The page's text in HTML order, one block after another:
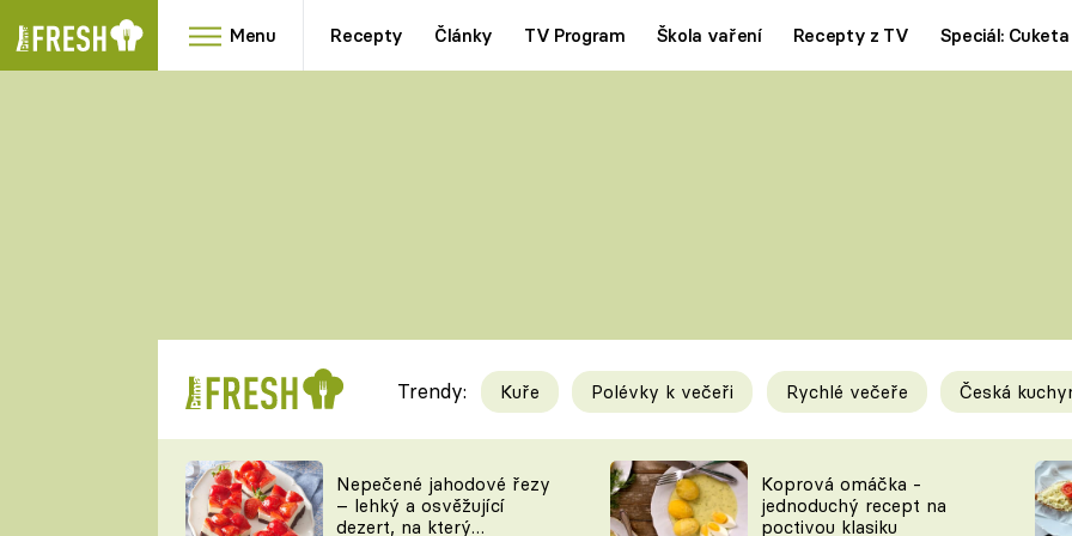
Menu Recepty Články TV Program Škola vaření Recepty z TV Speciál: Cuketa
RYCHLOVKY
Videorecepty
TEĎ VAŘÍ ŠÉF!
Tipy a triky
KAM ZA JÍDLEM
Trendy: Kuře Polévky k večeři Rychlé večeře Česká
Nepečené jahodové řezy
– lehký a osvěžující
dezert, na který
Koprová omáčka -
jednoduchý recept na
poctivou klasiku